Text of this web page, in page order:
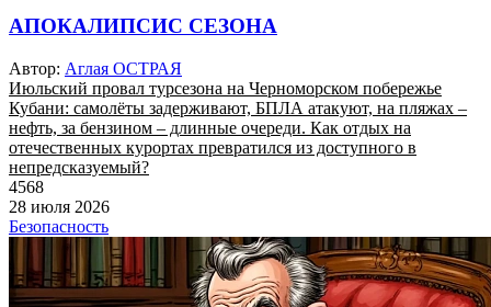
АПОКАЛИПСИС СЕЗОНА
Автор: Аглая ОСТРАЯ
Июльский провал турсезона на Черноморском побережье
Кубани: самолёты задерживают, БПЛА атакуют, на пляжах –
нефть, за бензином – длинные очереди. Как отдых на
отечественных курортах превратился из доступного в
непредсказуемый?
4568
28 июля 2026
Безопасность